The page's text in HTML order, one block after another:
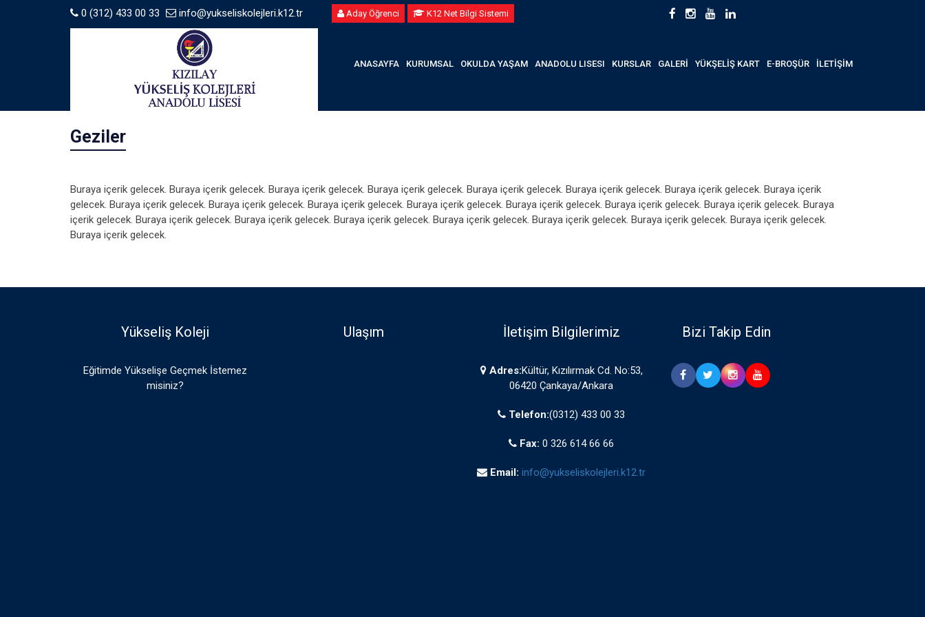
0 (312) 433 00 33 info@yukseliskolejleri.k12.tr Aday Öğrenci K12 Net Bilgi Sistemi
ANASAYFA KURUMSAL OKULDA YAŞAM ANADOLU LISESI KURSLAR GALERİ YÜKŞELİŞ KART E-BROŞÜR İLETİŞİM
Geziler
Buraya içerik gelecek. Buraya içerik gelecek. Buraya içerik gelecek. Buraya içerik gelecek. Buraya içerik gelecek. Buraya içerik gelecek. Buraya içerik gelecek. Buraya içerik
gelecek. Buraya içerik gelecek. Buraya içerik gelecek. Buraya içerik gelecek. Buraya içerik gelecek. Buraya içerik gelecek. Buraya içerik gelecek. Buraya içerik gelecek. Buraya
içerik gelecek. Buraya içerik gelecek. Buraya içerik gelecek. Buraya içerik gelecek. Buraya içerik gelecek. Buraya içerik gelecek. Buraya içerik gelecek. Buraya içerik gelecek.
Buraya içerik gelecek.
Yükseliş Koleji
Eğitimde Yükselişe Geçmek İstemez
misiniz?
Ulaşım İletişim Bilgilerimiz
Adres:Kültür, Kızılırmak Cd. No:53,
06420 Çankaya/Ankara
Telefon:(0312) 433 00 33
Fax: 0 326 614 66 66
Email: info@yukseliskolejleri.k12.tr
Bizi Takip Edin